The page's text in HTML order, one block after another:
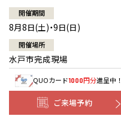
開催期間
8月8日(土)・9日(日)
開催場所
水戸市完成現場
QUOカード1000円分進呈中！
ご来場予約